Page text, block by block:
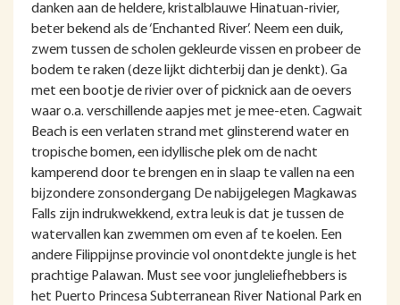
danken aan de heldere, kristalblauwe Hinatuan-rivier,
beter bekend als de ‘Enchanted River’. Neem een duik,
zwem tussen de scholen gekleurde vissen en probeer de
bodem te raken (deze lijkt dichterbij dan je denkt). Ga
met een bootje de rivier over of picknick aan de oevers
waar o.a. verschillende aapjes met je mee-eten. Cagwait
Beach is een verlaten strand met glinsterend water en
tropische bomen, een idyllische plek om de nacht
kamperend door te brengen en in slaap te vallen na een
bijzondere zonsondergang De nabijgelegen Magkawas
Falls zijn indrukwekkend, extra leuk is dat je tussen de
watervallen kan zwemmen om even af te koelen. Een
andere Filippijnse provincie vol onontdekte jungle is het
prachtige Palawan. Must see voor jungleliefhebbers is
het Puerto Princesa Subterranean River National Park en